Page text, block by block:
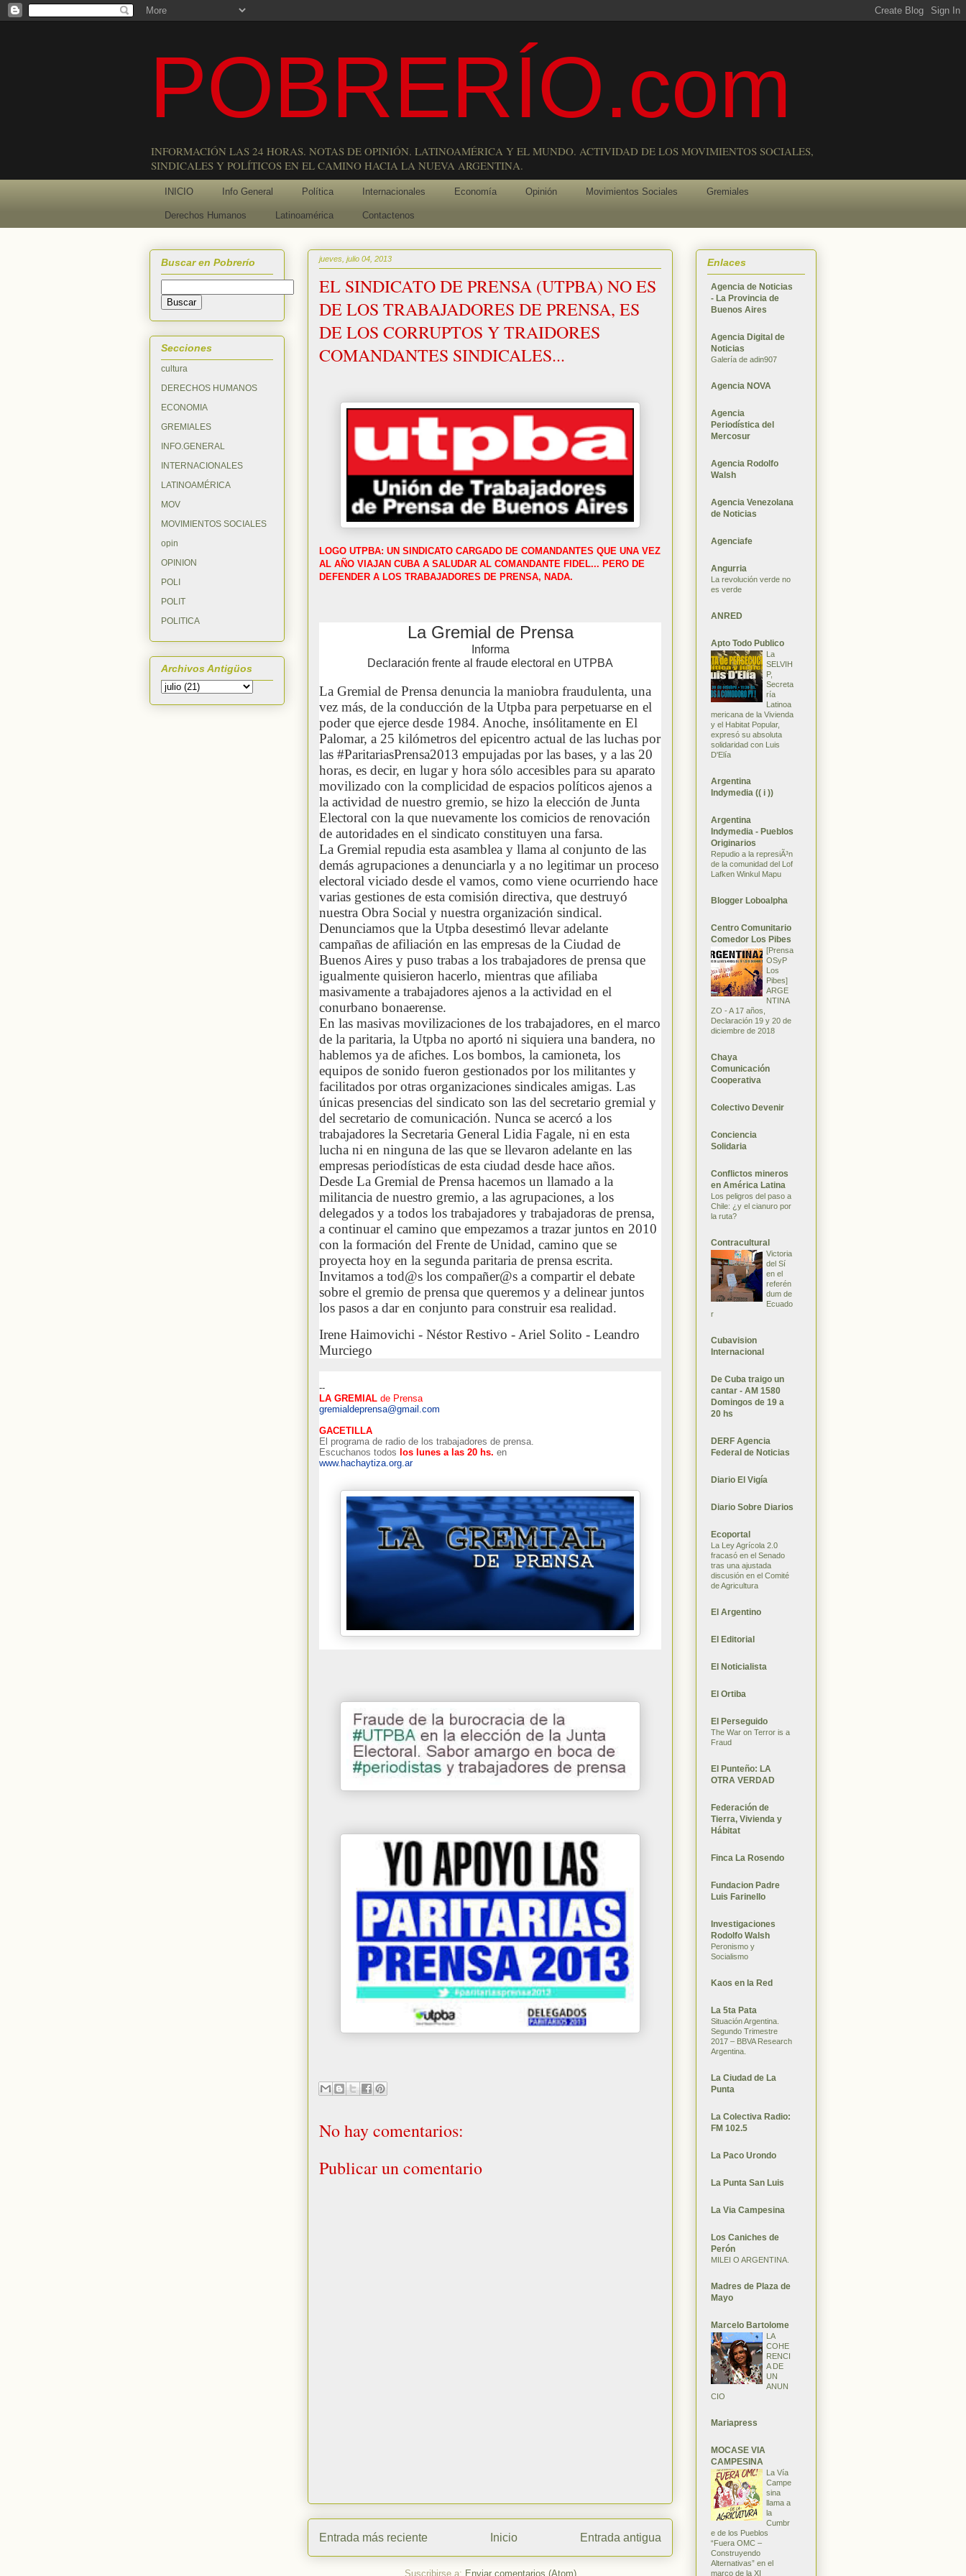
POBRERÍO.com
INFORMACIÓN LAS 24 HORAS. NOTAS DE OPINIÓN. LATINOAMÉRICA Y EL MUNDO. ACTIVIDAD DE LOS MOVIMIENTOS SOCIALES,
SINDICALES Y POLÍTICOS EN EL CAMINO HACIA LA NUEVA ARGENTINA.
INICIO Info General Política Internacionales Economía Opinión Movimientos Sociales Gremiales
Derechos Humanos Latinoamérica Contactenos
jueves, julio 04, 2013
EL SINDICATO DE PRENSA (UTPBA) NO ES
DE LOS TRABAJADORES DE PRENSA, ES
DE LOS CORRUPTOS Y TRAIDORES
COMANDANTES SINDICALES...
LOGO UTPBA: UN SINDICATO CARGADO DE COMANDANTES QUE UNA VEZ
AL AÑO VIAJAN CUBA A SALUDAR AL COMANDANTE FIDEL... PERO DE
DEFENDER A LOS TRABAJADORES DE PRENSA, NADA.
La Gremial de Prensa
Informa
Declaración frente al fraude electoral en UTPBA
La Gremial de Prensa denuncia la maniobra fraudulenta, una
vez más, de la conducción de la Utpba para perpetuarse en el
poder que ejerce desde 1984. Anoche, insólitamente en El
Palomar, a 25 kilómetros del epicentro actual de las luchas por
las #ParitariasPrensa2013 empujadas por las bases, y a las 20
horas, es decir, en lugar y hora sólo accesibles para su aparato
movilizado con la complicidad de espacios políticos ajenos a
la actividad de nuestro gremio, se hizo la elección de Junta
Electoral con la que nuevamente los comicios de renovación
de autoridades en el sindicato constituyen una farsa.
La Gremial repudia esta asamblea y llama al conjunto de las
demás agrupaciones a denunciarla y a no legitimar un proceso
electoral viciado desde el vamos, como viene ocurriendo hace
varias gestiones de esta comisión directiva, que destruyó
nuestra Obra Social y nuestra organización sindical.
Denunciamos que la Utpba desestimó llevar adelante
campañas de afiliación en las empresas de la Ciudad de
Buenos Aires y puso trabas a los trabajadores de prensa que
igualmente quisieron hacerlo, mientras que afiliaba
masivamente a trabajadores ajenos a la actividad en el
conurbano bonaerense.
En las masivas movilizaciones de los trabajadores, en el marco
de la paritaria, la Utpba no aportó ni siquiera una bandera, no
hablemos ya de afiches. Los bombos, la camioneta, los
equipos de sonido fueron gestionados por los militantes y
facilitados por otras organizaciones sindicales amigas. Las
únicas presencias del sindicato son las del secretario gremial y
del secretario de comunicación. Nunca se acercó a los
trabajadores la Secretaria General Lidia Fagale, ni en esta
lucha ni en ninguna de las que se llevaron adelante en las
empresas periodísticas de esta ciudad desde hace años.
Desde La Gremial de Prensa hacemos un llamado a la
militancia de nuestro gremio, a las agrupaciones, a los
delegados y a todos los trabajadores y trabajadoras de prensa,
a continuar el camino que empezamos a trazar juntos en 2010
con la formación del Frente de Unidad, camino que se
proyecta hoy en la segunda paritaria de prensa escrita.
Invitamos a tod@s los compañer@s a compartir el debate
sobre el gremio de prensa que queremos y a delinear juntos
los pasos a dar en conjunto para construir esa realidad.
Irene Haimovichi - Néstor Restivo - Ariel Solito - Leandro
Murciego
--
LA GREMIAL de Prensa
gremialdeprensa@gmail.com
GACETILLA
El programa de radio de los trabajadores de prensa.
Escuchanos todos los lunes a las 20 hs. en
www.hachaytiza.org.ar
No hay comentarios:
Publicar un comentario
Entrada más reciente Entrada antigua
Inicio
Suscribirse a: Enviar comentarios (Atom)
Buscar en Pobrerío
Secciones
cultura
DERECHOS HUMANOS
ECONOMIA
GREMIALES
INFO.GENERAL
INTERNACIONALES
LATINOAMÉRICA
MOV
MOVIMIENTOS SOCIALES
opin
OPINION
POLI
POLIT
POLITICA
Archivos Antigüos
Enlaces
Agencia de Noticias
- La Provincia de
Buenos Aires
Agencia Digital de
Noticias
Galería de adin907
Agencia NOVA
Agencia
Periodística del
Mercosur
Agencia Rodolfo
Walsh
Agencia Venezolana
de Noticias
Agenciafe
Angurria
La revolución verde no
es verde
ANRED
Apto Todo Publico
La
SELVIH
P,
Secreta
ría
Latinoa
mericana de la Vivienda
y el Habitat Popular,
expresó su absoluta
solidaridad con Luis
D'Elía
Argentina
Indymedia (( i ))
Argentina
Indymedia - Pueblos
Originarios
Repudio a la represiÃ³n
de la comunidad del Lof
Lafken Winkul Mapu
Blogger Loboalpha
Centro Comunitario
Comedor Los Pibes
[Prensa
OSyP
Los
Pibes]
ARGE
NTINA
ZO - A 17 años,
Declaración 19 y 20 de
diciembre de 2018
Chaya
Comunicación
Cooperativa
Colectivo Devenir
Conciencia
Solidaria
Conflictos mineros
en América Latina
Los peligros del paso a
Chile: ¿y el cianuro por
la ruta?
Contracultural
Victoria
del Sí
en el
referén
dum de
Ecuado
r
Cubavision
Internacional
De Cuba traigo un
cantar - AM 1580
Domingos de 19 a
20 hs
DERF Agencia
Federal de Noticias
Diario El Vigía
Diario Sobre Diarios
Ecoportal
La Ley Agrícola 2.0
fracasó en el Senado
tras una ajustada
discusión en el Comité
de Agricultura
El Argentino
El Editorial
El Noticialista
El Ortiba
El Perseguido
The War on Terror is a
Fraud
El Punteño: LA
OTRA VERDAD
Federación de
Tierra, Vivienda y
Hábitat
Finca La Rosendo
Fundacion Padre
Luis Farinello
Investigaciones
Rodolfo Walsh
Peronismo y
Socialismo
Kaos en la Red
La 5ta Pata
Situación Argentina.
Segundo Trimestre
2017 – BBVA Research
Argentina.
La Ciudad de La
Punta
La Colectiva Radio:
FM 102.5
La Paco Urondo
La Punta San Luis
La Via Campesina
Los Caniches de
Perón
MILEI O ARGENTINA.
Madres de Plaza de
Mayo
Marcelo Bartolome
LA
COHE
RENCI
A DE
UN
ANUN
CIO
Mariapress
MOCASE VIA
CAMPESINA
La Vía
Campe
sina
llama a
la
Cumbr
e de los Pueblos
“Fuera OMC –
Construyendo
Alternativas” en el
marco de la XI